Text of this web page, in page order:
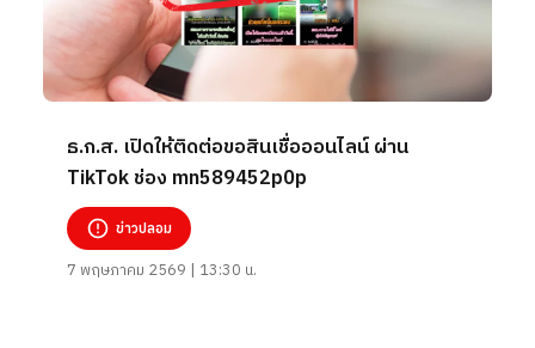
ธ.ก.ส. เปิดให้ติดต่อขอสินเชื่อออนไลน์ ผ่าน
TikTok ช่อง mn589452p0p
ข่าวปลอม
7 พฤษภาคม 2569 | 13:30 น.